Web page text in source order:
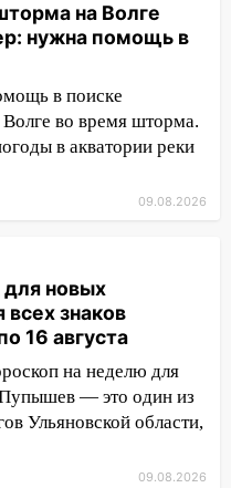
в Ульяновской
9 августа —
который нельзя
в Ульяновске на
дерево
двух женщин
один уже
завершены
на Волге
нужна помощь в
в поиске
во время шторма.
в акватории реки
09.08.2026
новых
всех знаков
16 августа
на неделю для
Пупышев — это один из
Ульяновской области,
09.08.2026